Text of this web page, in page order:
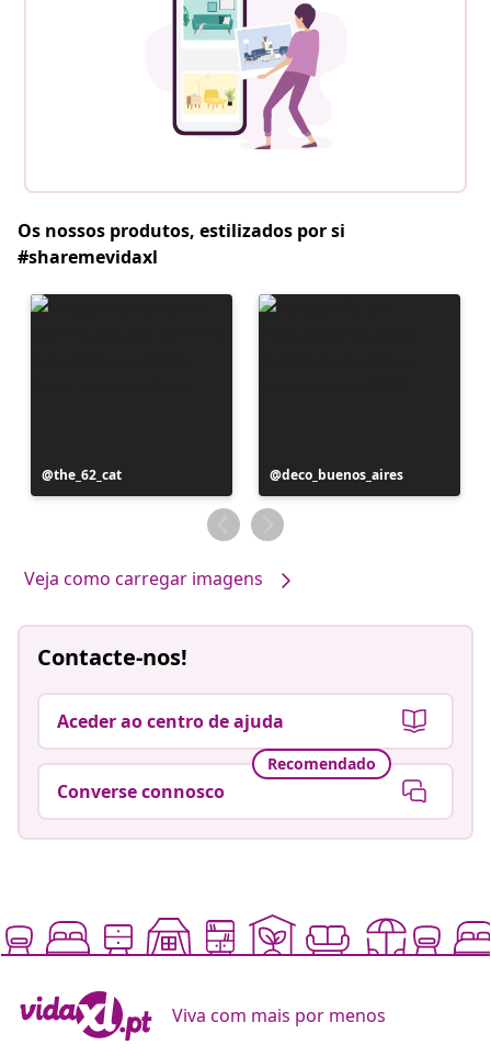
Os nossos produtos, estilizados por si
#sharemevidaxl
Postagem
publicada
the_62_cat
Postagem
publicada
por
deco_buenos_aires
Veja como carregar imagens
Contacte-nos!
Aceder ao centro de ajuda
Recomendado
Converse connosco
Viva com mais por menos